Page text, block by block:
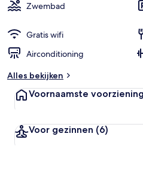
Zwembad
Gratis wifi
Airconditioning
Alles bekijken
Voornaamste
Voor gezinnen (6)